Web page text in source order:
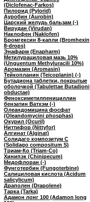
(Diclofenac-Farkos)
Пилорид (Pylorid)
Ауробин (Aurobin)
Царский желудь бальзам (-)
Вирудан (Virudan)
Наклофен (Naklofen)
Бромгексин 8-капли (Bromhexin
8-drops)
Энафарм (Enapharm)
Метилурациловая мазь 10%
(Unguentum Methyluracili 10%)
Аромазин (Aromasin)
Тейкопланин (Teicoplanin) (-)
Бутадиона таблетки, покрытые
оболочкой (Tabulettae Butadioni
obductae)
Феноксиметилпенициллин
бензатин Ватхэм (-)
Олеандомицина фосфат
(Oleandomycini phosphas)
Окурил (Ocuril)
Ниттифор (Nittyfor)
Алгинат (Alginat)
Солидаго композитум С
(Solidago compositum S)
Триам-Ко (Triam-Co)
Хинипэк (Chinipecum)
Медофлоран (-)
Фунготербин (Fungoterbine)
Салициловая кислота (Acidum
salicylicum)
Драполен (Drapolene)
Тарка (Tarka)
Адамон лонг 100 (Adamon long